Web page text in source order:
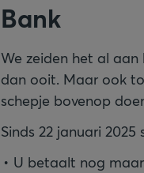
Bank
We zeiden het al
dan ooit. Maar ook
schepje bovenop
Sinds 22 januari
U betaalt nog